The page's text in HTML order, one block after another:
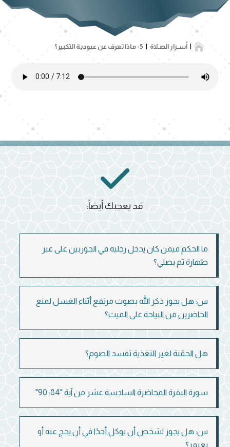
 أســرار الصـلاة 5- ماذا تعرف عن عبودية التكبير؟
ما الحكم فيمن كان يدخل رجليه في الجوربين على غير
طهارة ثم يصلي؟
س: هل يجوز ذكر الله بصوت مرتفع أثناء الغسل لمنع
الحاضرين من النياحة على الميت؟
هل الحقنة لغير التغذية تفسد الصوم؟
سورة البقرة المحاضرة السادسة عشر من آية "84: 90"
س: هل يجوز لشخص أن يوكل أحدًا في أن يحج عنه أو
يعتمر؟
قد يعجبك أيضاً: